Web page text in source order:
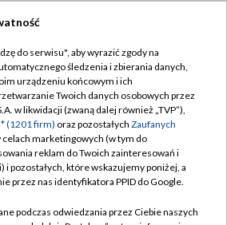
TVP
TVP
Cyfrowa
Regulamin TVP
prywatności
Moje zgody
Pomoc
do serwisu", aby wyrazić zgody na
śledzenia i zbierania danych,
urządzeniu końcowym i ich
Twoich danych osobowych przez
w likwidacji (zwaną dalej również „TVP”),
(1201 firm) oraz pozostałych Zaufanych
celach marketingowych (w tym do
reklam do Twoich zainteresowań i
pozostałych, które wskazujemy poniżej, a
przez nas identyfikatora PPID do Google.
podczas odwiedzania przez Ciebie naszych